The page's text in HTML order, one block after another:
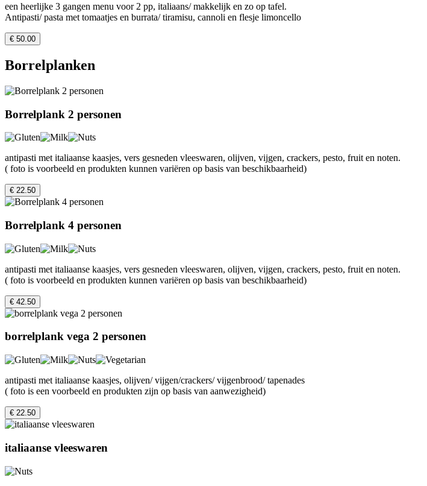
een heerlijke 3 gangen menu voor 2 pp, italiaans/ makkelijk en zo op tafel.
Antipasti/ pasta met tomaatjes en burrata/ tiramisu, cannoli en flesje limoncello
€ 50.00
Borrelplanken
Borrelplank 2 personen
antipasti met italiaanse kaasjes, vers gesneden vleeswaren, olijven, vijgen, crackers, pesto, fruit en noten.
( foto is voorbeeld en produkten kunnen variëren op basis van beschikbaarheid)
€ 22.50
Borrelplank 4 personen
antipasti met italiaanse kaasjes, vers gesneden vleeswaren, olijven, vijgen, crackers, pesto, fruit en noten.
( foto is voorbeeld en produkten kunnen variëren op basis van beschikbaarheid)
€ 42.50
borrelplank vega 2 personen
antipasti met italiaanse kaasjes, olijven/ vijgen/crackers/ vijgenbrood/ tapenades
( foto is een voorbeeld en produkten zijn op basis van aanwezigheid)
€ 22.50
italiaanse vleeswaren